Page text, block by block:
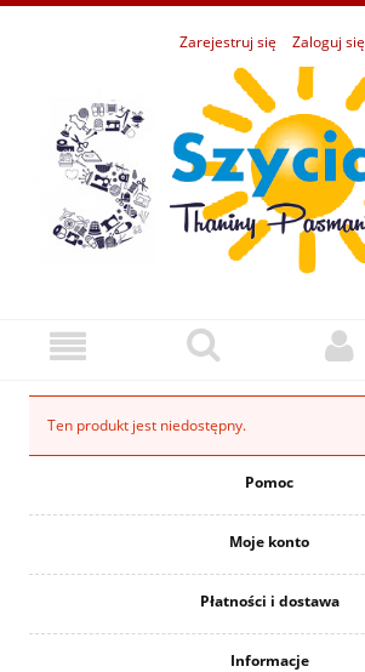
Zarejestruj się Zaloguj się
Ten produkt jest niedostępny.
Pomoc
Moje konto
Płatności i dostawa
Informacje